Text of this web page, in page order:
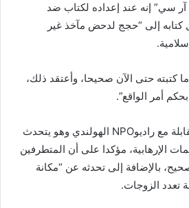
آر سي” إنه عند إعداده لكتاب ضد
كتابه إلى “حجج لدحض مآخذ غير
حتى الآن صحيحا، وأعتقد ذلك،
أمر الواقع”.
وقد ظهر كلافيرين خلال مقابلة مع راديوNPO الهولندي وهو يتحدث
الإرهابية، مؤكدا على أن المتطرفين
بالإضافة إلى تحدثه عن “مكانة
تعدد الزوجات.